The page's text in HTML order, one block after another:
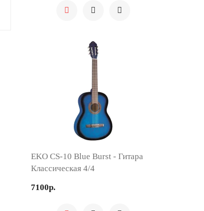
EKO CS-10 Blue Burst - Гитара
Классическая 4/4
7100р.